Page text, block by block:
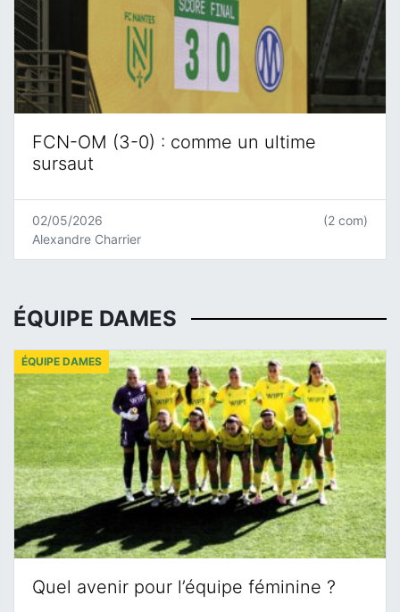
FCN-OM (3-0) : comme un ultime
sursaut
02/05/2026
Alexandre Charrier
(2 com)
ÉQUIPE DAMES
Quel avenir pour l’équipe féminine ?
ÉQUIPE DAMES